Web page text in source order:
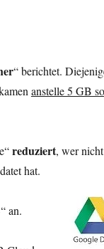
“ berichtet.
anstelle 5 GB
reduziert, wer
hat.
“ an.